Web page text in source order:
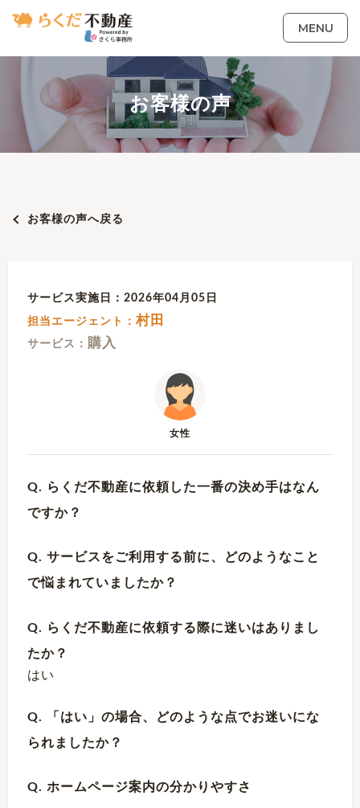
MENU
お客様の声
お客様の声へ戻る
サービス実施日：2026年04月05日
担当エージェント：村田
サービス： 購入
女性
Q. らくだ不動産に依頼した一番の決め手はなん
ですか？
Q. サービスをご利用する前に、どのようなこと
で悩まれていましたか？
Q. らくだ不動産に依頼する際に迷いはありまし
たか？
はい
Q. 「はい」の場合、どのような点でお迷いにな
られましたか？
Q. ホームページ案内の分かりやすさ